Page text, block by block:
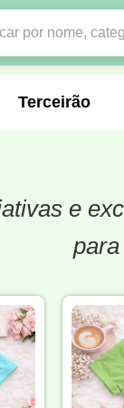
Terceirão
Nail Designer
e